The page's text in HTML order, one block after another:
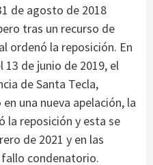
de agosto de 2018
tras un recurso de
ordenó la reposición. En
de junio de 2019, el
de Santa Tecla,
una nueva apelación, la
la reposición y esta se
de 2021 y en las
condenatorio.